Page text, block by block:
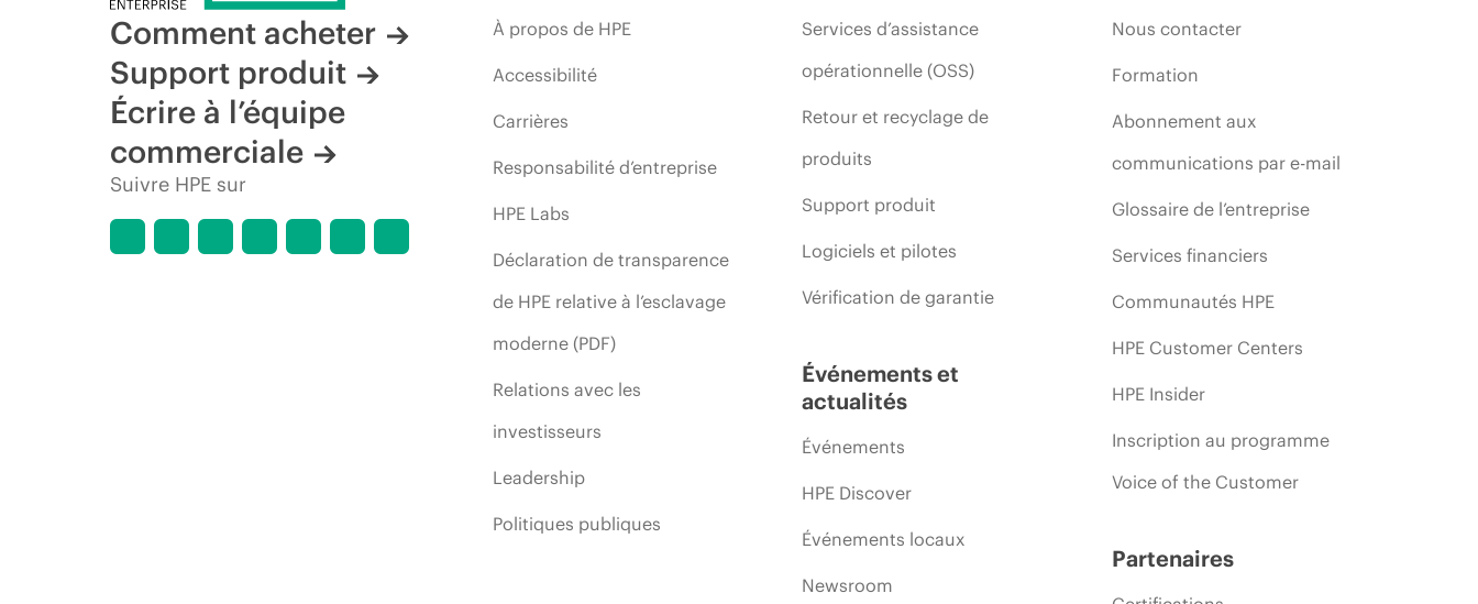
Comment acheter
Support produit
Écrire à l’équipe
commerciale
Suivre HPE sur
À propos de HPE
Accessibilité
Carrières
Responsabilité d’entreprise
HPE Labs
Déclaration de transparence
de HPE relative à l’esclavage
moderne (PDF)
Relations avec les
investisseurs
Leadership
Politiques publiques
Services d’assistance
opérationnelle (OSS)
Retour et recyclage de
produits
Support produit
Logiciels et pilotes
Vérification de garantie
Événements et
actualités
Événements
HPE Discover
Événements locaux
Newsroom
Nous contacter
Formation
Abonnement aux
communications par e-mail
Glossaire de l’entreprise
Services financiers
Communautés HPE
HPE Customer Centers
HPE Insider
Inscription au programme
Voice of the Customer
Partenaires